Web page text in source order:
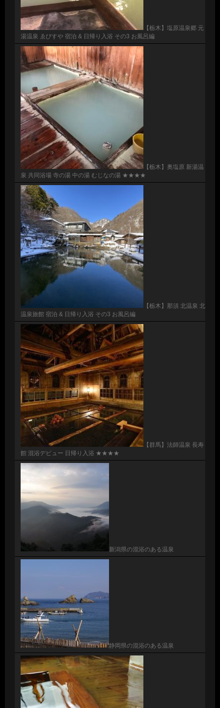
【栃木】塩原温泉郷 元
湯温泉 ゑびすや 宿泊 & 日帰り入浴 その3 お風呂編
【栃木】奥塩原 新湯温
泉 共同浴場 寺の湯 中の湯 むじなの湯 ★★★★
【栃木】那須 北温泉 北
温泉旅館 宿泊 & 日帰り入浴 その3 お風呂編
【群馬】法師温泉 長寿
館 混浴デビュー 日帰り入浴 ★★★★
新潟県の混浴のある温泉
静岡県の混浴のある温泉